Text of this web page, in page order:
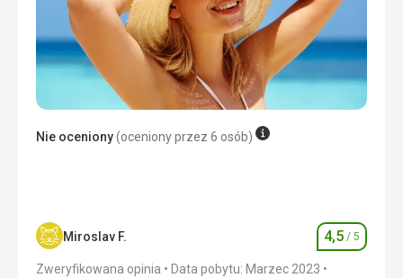
Ta recenzja została automatycznie przetłumaczona za
pomocą Google Translate
Nie oceniony(oceniony przez 6 osób)
Miroslav F. Ocena
4,5 / 5
Zweryfikowana opinia
Data pobytu: Marzec 2023